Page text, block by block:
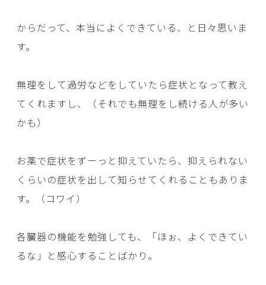
からだって、本当によくできている、と日々思いま
す。
無理をして過労などをしていたら症状となって教え
てくれますし、（それでも無理をし続ける人が多い
かも）
お薬で症状をずーっと抑えていたら、抑えられない
くらいの症状を出して知らせてくれることもありま
す。（コワイ）
各臓器の機能を勉強しても、「ほぉ、よくできてい
るな」と感心することばかり。